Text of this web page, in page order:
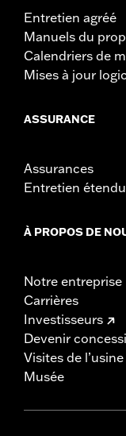
Entretien agréé
Manuels du
Calendriers de
Mises à jour
ASSURANCE
Assurances
Entretien étendu
À PROPOS DE
Notre entreprise
Carrières
Investisseurs
Devenir
Visites de l’usine
Musée